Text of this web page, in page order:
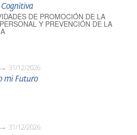
DE PROMOCIÓN DE LA
Y PREVENCIÓN DE LA
31/12/2026
mi Futuro
31/12/2026